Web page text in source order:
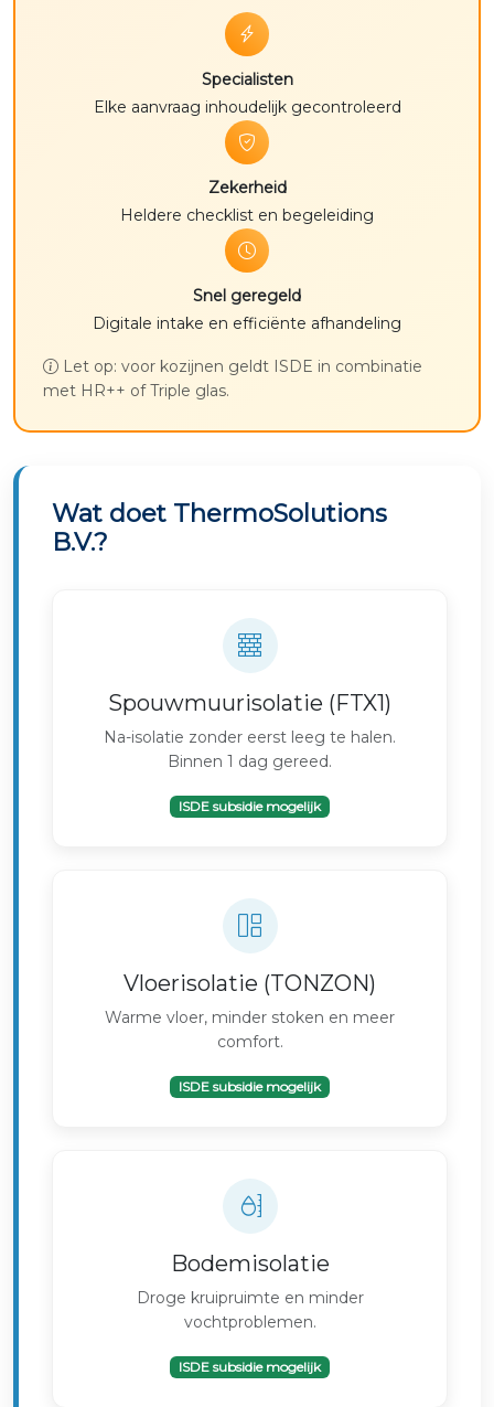
Specialisten
Elke aanvraag inhoudelijk gecontroleerd
Zekerheid
Heldere checklist en begeleiding
Snel geregeld
Digitale intake en efficiënte afhandeling
Let op: voor kozijnen geldt ISDE in combinatie
met HR++ of Triple glas.
Wat doet ThermoSolutions
B.V.?
Spouwmuurisolatie (FTX1)
Na-isolatie zonder eerst leeg te halen.
Binnen 1 dag gereed.
ISDE subsidie mogelijk
Vloerisolatie (TONZON)
Warme vloer, minder stoken en meer
comfort.
ISDE subsidie mogelijk
Bodemisolatie
Droge kruipruimte en minder
vochtproblemen.
ISDE subsidie mogelijk